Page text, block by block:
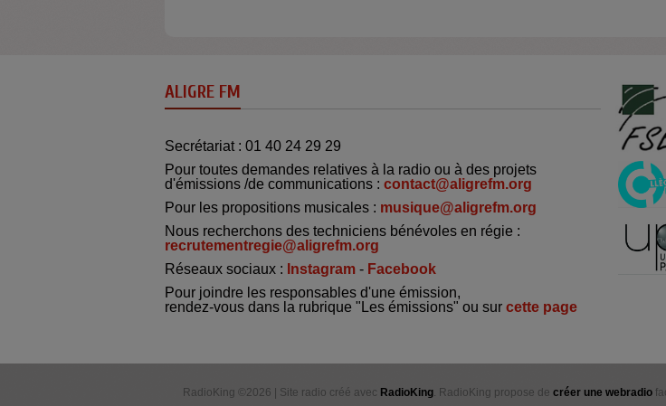
ALIGRE FM
Secrétariat : 01 40 24 29 29
Pour toutes demandes relatives à la radio ou à des projets
d'émissions /de communications : contact@aligrefm.org
Pour les propositions musicales : musique@aligrefm.org
Nous recherchons des techniciens bénévoles en régie :
recrutementregie@aligrefm.org
Réseaux sociaux : Instagram - Facebook
Pour joindre les responsables d'une émission,
rendez-vous dans la rubrique "Les émissions" ou sur cette page
RadioKing ©2026 | Site radio créé avec RadioKing. RadioKing propose de créer une webradio